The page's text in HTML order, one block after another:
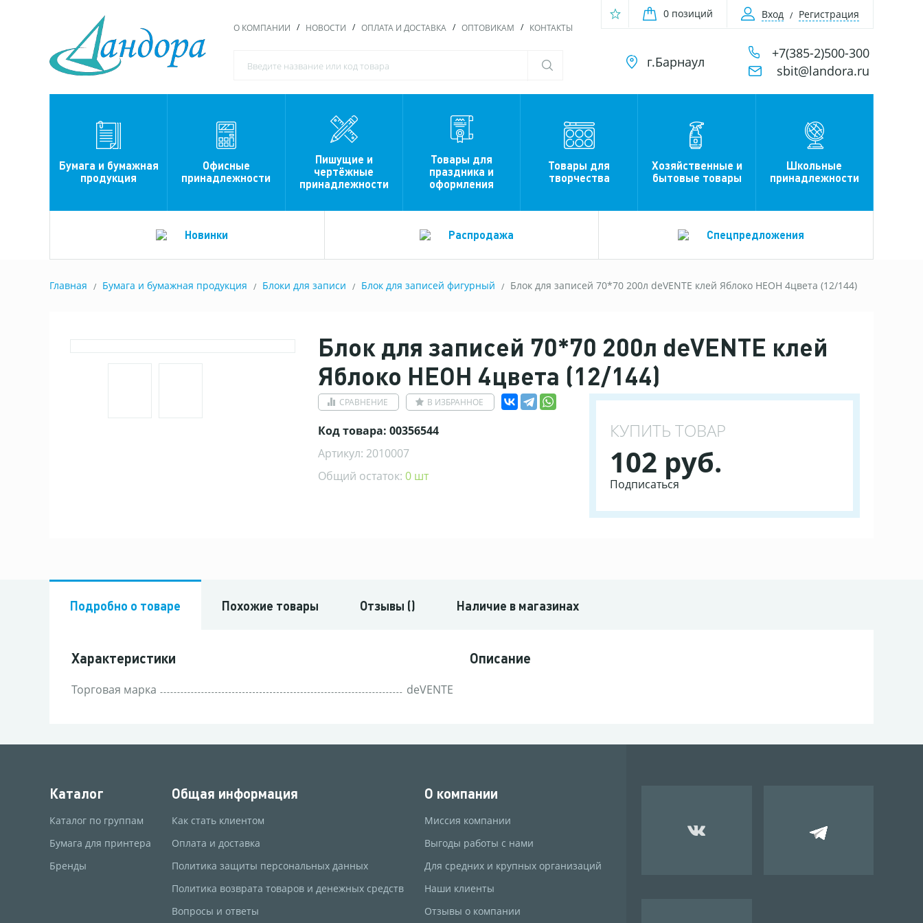
О КОМПАНИИ НОВОСТИ ОПЛАТА И ДОСТАВКА ОПТОВИКАМ КОНТАКТЫ
0 позиций Вход Регистрация
г.Барнаул
+7(385-2)500-300
sbit@landora.ru
Бумага и бумажная
продукция
Офисные
принадлежности
Пишущие и
чертёжные
принадлежности
Товары для
праздника и
оформления
Товары для
творчества
Хозяйственные и
бытовые товары
Школьные
принадлежности
Новинки Распродажа Спецпредложения
Главная Бумага и бумажная продукция Блоки для записи Блок для записей фигурный Блок для записей 70*70 200л deVENTE клей Яблоко НЕОН 4цвета (12/144)
Блок для записей 70*70 200л deVENTE клей
Яблоко НЕОН 4цвета (12/144)
СРАВНЕНИЕ В ИЗБРАННОЕ
Код товара: 00356544
Артикул: 2010007
Общий остаток:0 шт
КУПИТЬ ТОВАР
102 руб.
Подписаться
Подробно о товаре Похожие товары Отзывы () Наличие в магазинах
Характеристики
Торговая марка deVENTE
Описание
Каталог
Каталог по группам
Бумага для принтера
Бренды
Общая информация
Как стать клиентом
Оплата и доставка
Политика защиты персональных данных
Политика возврата товаров и денежных средств
Вопросы и ответы
О компании
Миссия компании
Выгоды работы с нами
Для средних и крупных организаций
Наши клиенты
Отзывы о компании